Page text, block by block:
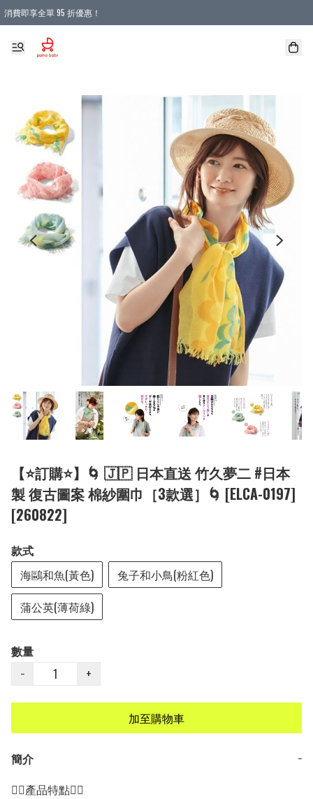
消費即享全單 95 折優惠！
購物滿 HKD 900.00即享免運費優惠！（適用於 本地送貨、本地取貨 )
【⭐訂購⭐】🌀 🇯🇵 日本直送 竹久夢二 #日本
製 復古圖案 棉紗圍巾［3款選］🌀 [ELCA-0197]
[260822]
款式
海鷗和魚(黃色)
兔子和小鳥(粉紅色)
蒲公英(薄荷綠)
數量
−
+
加至購物車
簡介
−
👍🏻產品特點👍🏻